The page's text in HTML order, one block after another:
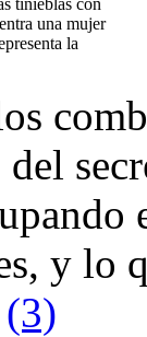
una mujer
la
y lo
(3)